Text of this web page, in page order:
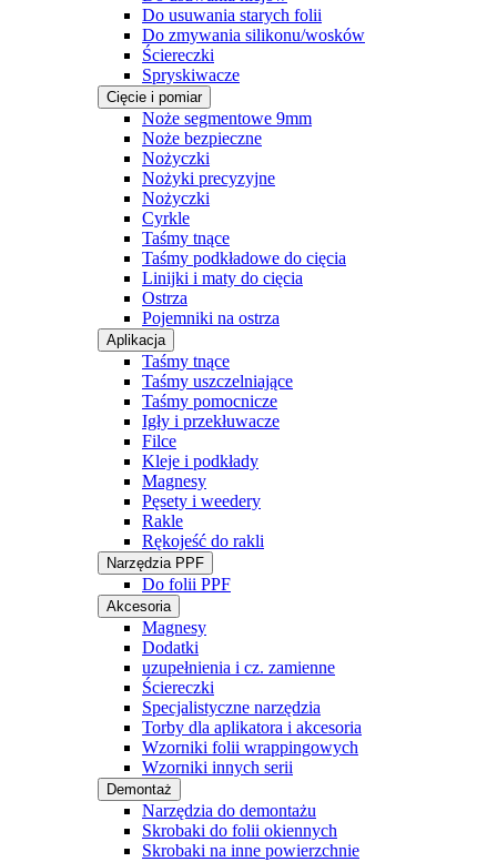
Do usuwania starych folii
Do zmywania silikonu/wosków
Ściereczki
Spryskiwacze
Cięcie i pomiar
Noże segmentowe 9mm
Noże bezpieczne
Nożyczki
Nożyki precyzyjne
Nożyczki
Cyrkle
Taśmy tnące
Taśmy podkładowe do cięcia
Linijki i maty do cięcia
Ostrza
Pojemniki na ostrza
Aplikacja
Taśmy tnące
Taśmy uszczelniające
Taśmy pomocnicze
Igły i przekłuwacze
Filce
Kleje i podkłady
Magnesy
Pęsety i weedery
Rakle
Rękojeść do rakli
Narzędzia PPF
Do folii PPF
Akcesoria
Magnesy
Dodatki
uzupełnienia i cz. zamienne
Ściereczki
Specjalistyczne narzędzia
Torby dla aplikatora i akcesoria
Wzorniki folii wrappingowych
Wzorniki innych serii
Demontaż
Narzędzia do demontażu
Skrobaki do folii okiennych
Skrobaki na inne powierzchnie